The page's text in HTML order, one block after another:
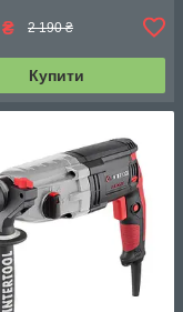
₴ 2 190 ₴
Купити